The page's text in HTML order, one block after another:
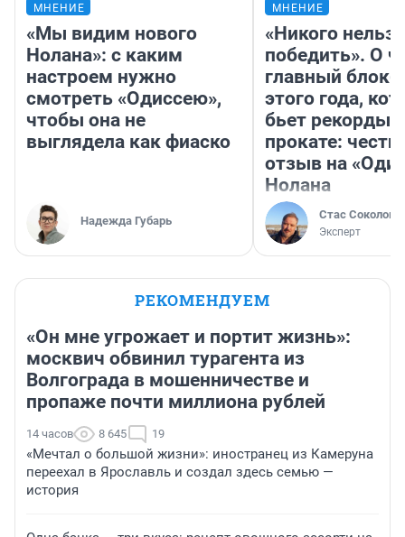
МНЕНИЕ
«Мы видим нового
Нолана»: с каким
настроем нужно
смотреть «Одиссею»,
чтобы она не
выглядела как фиаско
Надежда Губарь
МНЕНИЕ
«Никого нельзя
победить». О
главный
этого года,
бьет рекорды в
прокате:
отзыв на
Нолана
Стас Соколов
Эксперт
РЕКОМЕНДУЕМ
«Он мне угрожает и портит жизнь»:
москвич обвинил турагента из
Волгограда в мошенничестве и
пропаже почти миллиона рублей
14 часов 8 645 19
«Мечтал о большой жизни»: иностранец из Камеруна
переехал в Ярославль и создал здесь семью —
история